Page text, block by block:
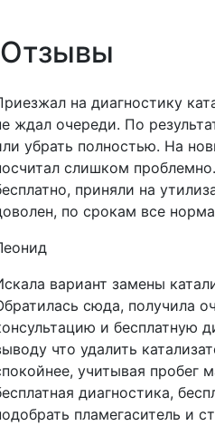
Отзывы
на диагностику
ждал очереди. По
убрать полностью. На
слишком
приняли на
по срокам все
вариант замены
сюда, получила
и бесплатную
что удалить
учитывая
диагностика,
пламегаситель и